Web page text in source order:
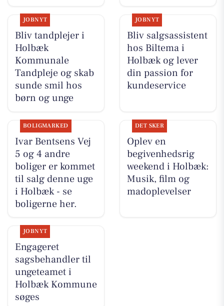
JOBNYT
Bliv tandplejer i
Holbæk
Kommunale
Tandpleje og skab
sunde smil hos
børn og unge
JOBNYT
Bliv salgsassistent
hos Biltema i
Holbæk og lever
din passion for
kundeservice
BOLIGMARKED
Ivar Bentsens Vej
5 og 4 andre
boliger er kommet
til salg denne uge
i Holbæk - se
boligerne her.
DET SKER
Oplev en
begivenhedsrig
weekend i Holbæk:
Musik, film og
madoplevelser
JOBNYT
Engageret
sagsbehandler til
ungeteamet i
Holbæk Kommune
søges